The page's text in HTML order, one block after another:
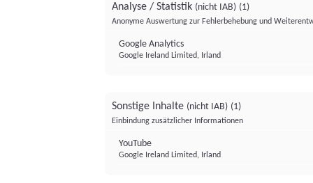
Analyse / Statistik (nicht IAB) (1)
Anonyme Auswertung zur Fehlerbehebung und
Google Analytics
Google Ireland Limited, Irland
Sonstige Inhalte (nicht IAB) (1)
Einbindung zusätzlicher Informationen
YouTube
Google Ireland Limited, Irland